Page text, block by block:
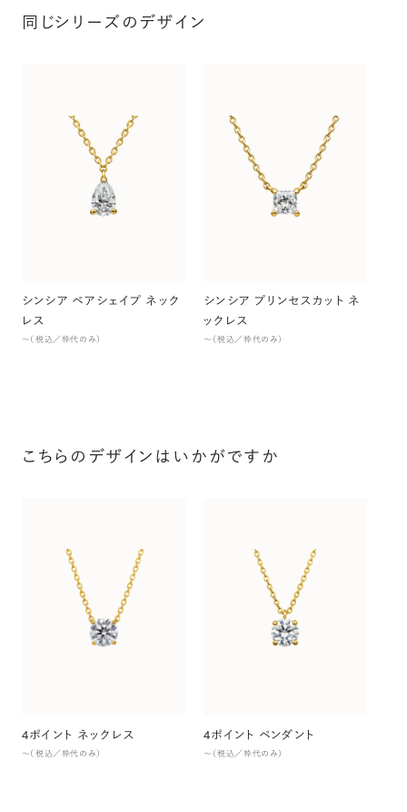
同じシリーズのデザイン
シンシア ペアシェイプ ネック
レス
〜（税込／枠代のみ）
シンシア プリンセスカット ネ
ックレス
〜（税込／枠代のみ）
こちらのデザインはいかがですか
4ポイント ネックレス
〜（税込／枠代のみ）
4ポイント ペンダント
〜（税込／枠代のみ）